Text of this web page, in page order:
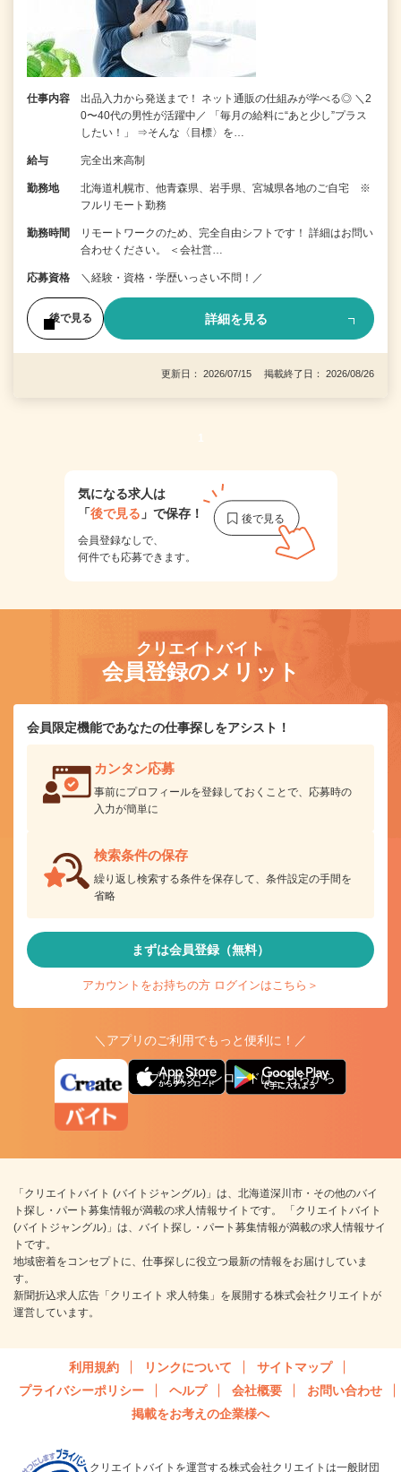
仕事内容
出品入力から発送まで！ ネット通販の仕組みが学べる◎ ＼2
0〜40代の男性が活躍中／ 「毎月の給料に“あと少し”プラス
したい！」 ⇒そんな〈目標〉を…
給与 完全出来高制
勤務地
北海道札幌市、他青森県、岩手県、宮城県各地のご自宅 ※
フルリモート勤務
勤務時間
リモートワークのため、完全自由シフトです！ 詳細はお問い
合わせください。 ＜会社営…
応募資格 ＼経験・資格・学歴いっさい不問！／
後で見る 詳細を見る
更新日： 2026/07/15 掲載終了日： 2026/08/26
1
気になる求人は
「後で見る 」で保存！
会員登録なしで、
何件でも応募できます。
クリエイトバイト
会員登録のメリット
会員限定機能であなたの仕事探しをアシスト！
カンタン応募
事前にプロフィールを登録しておくことで、応募時の
入力が簡単に
検索条件の保存
繰り返し検索する条件を保存して、条件設定の手間を
省略
まずは会員登録（無料）
アカウントをお持ちの方 ログインはこちら＞
＼アプリのご利用でもっと便利に！／
アプリ版ダウンロードはこちらから
「クリエイトバイト (バイトジャングル)」は、北海道深川市・その他のバイ
ト探し・パート募集情報が満載の求人情報サイトです。 「クリエイトバイト
(バイトジャングル)」は、バイト探し・パート募集情報が満載の求人情報サイ
トです。
地域密着をコンセプトに、仕事探しに役立つ最新の情報をお届けしていま
す。
新聞折込求人広告「クリエイト 求人特集」を展開する株式会社クリエイトが
運営しています。
利用規約 リンクについて
サイトマップ
プライバシーポリシー
ヘルプ 会社概要
お問い合わせ
掲載をお考えの企業様へ
クリエイトバイトを運営する株式会社クリエイトは一般財団